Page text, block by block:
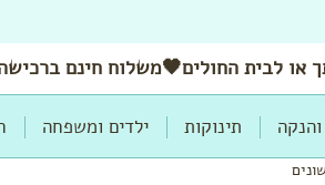
או לבית החולים🖤משלוח חינם ברכישה מעל 250 ₪ (לאחר
תינוקות ילדים ומשפחה